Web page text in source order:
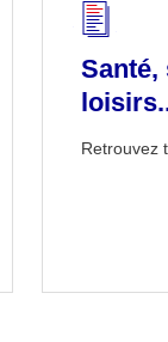
Retrouvez